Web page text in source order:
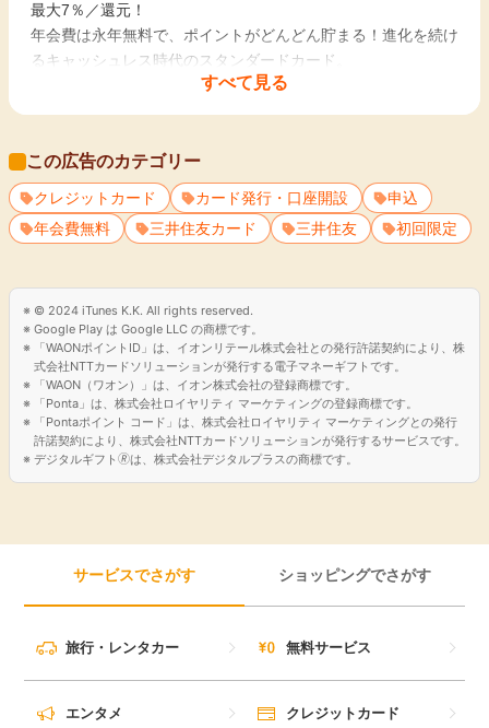
すべて見る
最大7％／還元！
年会費は永年無料で、ポイントがどんどん貯まる！進化を続け
るキャッシュレス時代のスタンダードカード。
【三井住友カード（NL）】
■年会費永年無料
■対象のコンビニ・飲食店でスマホのタッチ決済またはモバイ
ルオーダーを利用すると、最大7%ポイント還元 （※1）
■セブン-イレブンで最大10％ポイント還元
ッチ決済・Mastercard&#174;タッチ決済（※3）で支払うと、
最大10％（※4）ポイント還元！（※5）（※6）
■業界初！24時間、最短10秒で即時発行が可能 （※7）
■両面番号レスで安心安全
▼対象店舗一覧
セイコーマート、セブン‐イレブン、ポプラ、ミニストップ、
ローソン、マクドナルド、モスバーガー、ケンタッキーフライ
ドチキン、
ーヒーショップ、エクセルシオール カフェ 、かっぱ寿司
い店舗があります。
※1 一定金額（原則1万円）を超えると、タッチ決済でなく、
この広告のカテゴリー
クレジットカード カード発行・口座開設
申込
年会費無料
三井住友カード 三井住友 初回限定
© 2024 iTunes K.K. All rights reserved.
Google Play は Google LLC の商標です。
「WAONポイントID」は、イオンリテール株式会社との発行許諾契約により、株
式会社NTTカードソリューションが発行する電子マネーギフトです。
「WAON（ワオン）」は、イオン株式会社の登録商標です。
「Ponta」は、株式会社ロイヤリティ マーケティングの登録商標です。
「Pontaポイント コード」は、株式会社ロイヤリティ マーケティングとの発行
許諾契約により、株式会社NTTカードソリューションが発行するサービスです。
デジタルギフト🄬は、株式会社デジタルプラスの商標です。
サービスでさがす ショッピングでさがす
旅行・レンタカー 無料サービス
エンタメ クレジットカード